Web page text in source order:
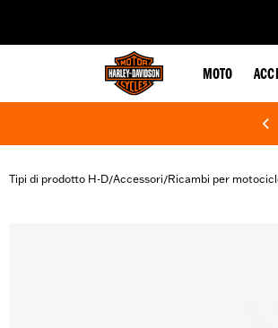
MOTO
Tipi di prodotto H-D/Accessori/Ricambi per